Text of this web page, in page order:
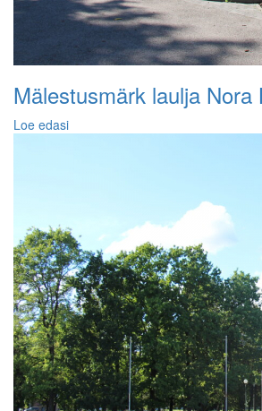
Mälestusmärk laulja Nora
Loe edasi